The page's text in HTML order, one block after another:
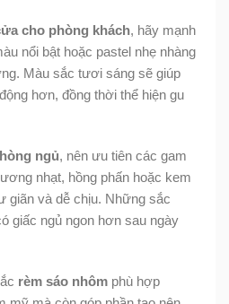
cho phòng khách, hãy mạnh
nổi bật hoặc pastel nhẹ nhàng
Màu sắc tươi sáng sẽ giúp
hơn, đồng thời thể hiện gu
ngủ, nên ưu tiên các gam
nhạt, hồng phấn hoặc kem
giãn và dễ chịu. Những sắc
giấc ngủ ngon hơn sau ngày
rèm sáo nhôm phù hợp